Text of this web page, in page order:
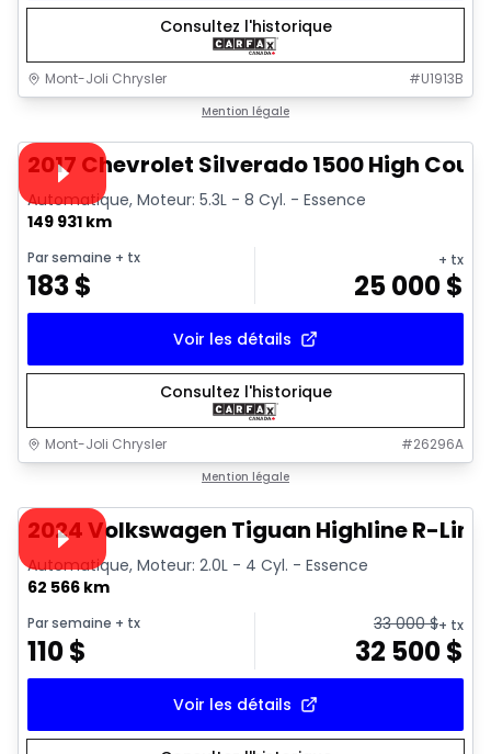
Consultez l'historique
Mont-Joli Chrysler #U1913B
Mention légale
Vidéo disponible
2017 Chevrolet Silverado 1500 High
Automatique, Moteur: 5.3L - 8 Cyl. - Essence
149 931 km
Par semaine + tx
183$
+ tx
25 000$
Voir les détails
Consultez l'historique
Mont-Joli Chrysler #26296A
Mention légale
Vidéo disponible
2024 Volkswagen Tiguan Highline R-Line
Automatique, Moteur: 2.0L - 4 Cyl. - Essence
62 566 km
Par semaine + tx
110$
33 000$+ tx
32 500$
Voir les détails